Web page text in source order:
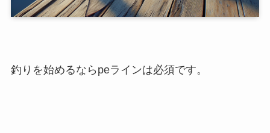
釣りを始めるならpeラインは必須です。